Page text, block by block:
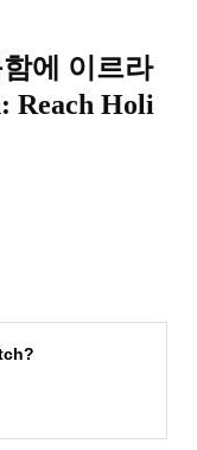
에 이르라
Reach Holi